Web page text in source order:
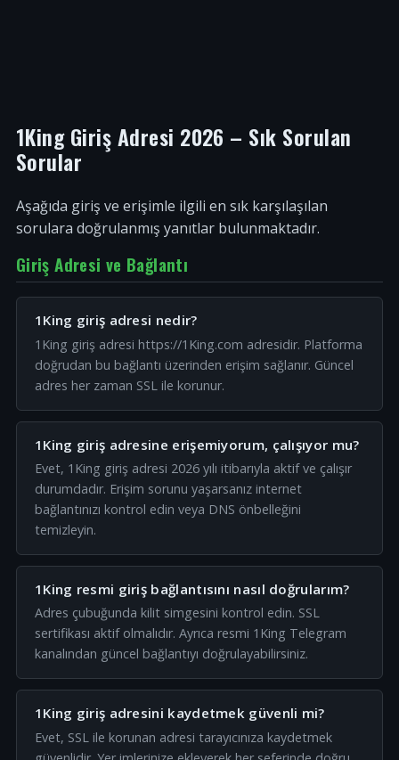
1King Giriş Adresi 2026 – Sık Sorulan
Sorular
Aşağıda giriş ve erişimle ilgili en sık karşılaşılan
sorulara doğrulanmış yanıtlar bulunmaktadır.
Giriş Adresi ve Bağlantı
1King giriş adresi nedir?
1King giriş adresi https://1King.com adresidir. Platforma
doğrudan bu bağlantı üzerinden erişim sağlanır. Güncel
adres her zaman SSL ile korunur.
1King giriş adresine erişemiyorum, çalışıyor mu?
Evet, 1King giriş adresi 2026 yılı itibarıyla aktif ve çalışır
durumdadır. Erişim sorunu yaşarsanız internet
bağlantınızı kontrol edin veya DNS önbelleğini
temizleyin.
1King resmi giriş bağlantısını nasıl doğrularım?
Adres çubuğunda kilit simgesini kontrol edin. SSL
sertifikası aktif olmalıdır. Ayrıca resmi 1King Telegram
kanalından güncel bağlantıyı doğrulayabilirsiniz.
1King giriş adresini kaydetmek güvenli mi?
Evet, SSL ile korunan adresi tarayıcınıza kaydetmek